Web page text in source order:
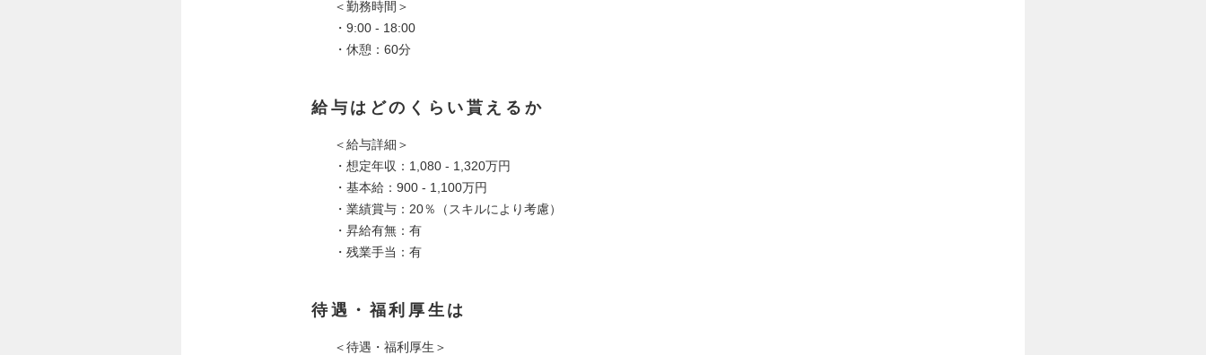
＜勤務時間＞
・9:00 - 18:00
・休憩：60分
給与はどのくらい貰えるか
＜給与詳細＞
・想定年収：1,080 - 1,320万円
・基本給：900 - 1,100万円
・業績賞与：20％（スキルにより考慮）
・昇給有無：有
・残業手当：有
待遇・福利厚生は
＜待遇・福利厚生＞